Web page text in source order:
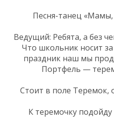
Песня-танец «Мамы,
Ведущий: Ребята, а без
Что школьник носит
праздник наш мы
Портфель —
Стоит в поле Теремок,
К теремочку